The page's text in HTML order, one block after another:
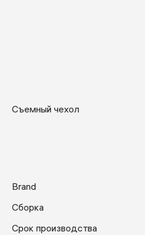
Съемный чехол
Brand
Сборка
Срок производства